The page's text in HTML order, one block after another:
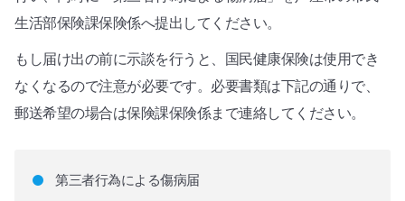
生活部保険課保険係へ提出してください。
もし届け出の前に示談を行うと、国民健康保険は使用でき
なくなるので注意が必要です。必要書類は下記の通りで、
郵送希望の場合は保険課保険係まで連絡してください。
第三者行為による傷病届